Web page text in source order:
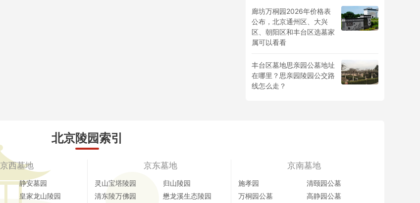
廊坊万桐园2026年价格表
公布，北京通州区、大兴
区、朝阳区和丰台区选墓家
属可以看看
丰台区墓地思亲园公墓地址
在哪里？思亲园陵园公交路
线怎么走？
北京陵园索引
京西墓地
静安墓园
皇家龙山陵园
京东墓地
灵山宝塔陵园
归山陵园
清东陵万佛园
懋龙溪生态陵园
京南墓地
施孝园
清颐园公墓
万桐园公墓
高静园公墓